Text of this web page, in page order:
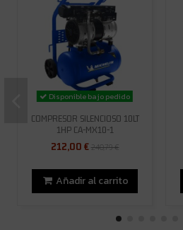
Disponible bajo pedido
COMPRESOR SILENCIOSO 10LT
1HP CA-MX10-1
212,00 €240,79 €
Añadir al carrito